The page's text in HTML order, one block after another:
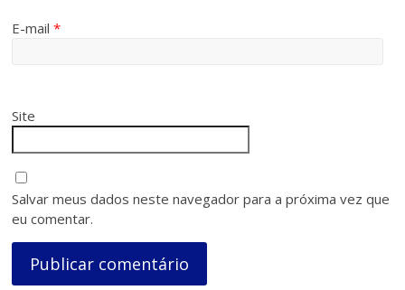
E-mail*
Site
Salvar meus dados neste navegador para a próxima vez que
eu comentar.